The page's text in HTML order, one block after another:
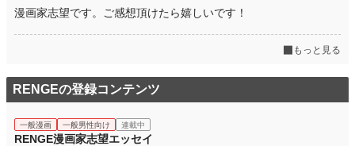
漫画家志望です。ご感想頂けたら嬉しいです！
もっと見る
RENGEの登録コンテンツ
一般漫画 一般男性向け 連載中
RENGE漫画家志望エッセイ